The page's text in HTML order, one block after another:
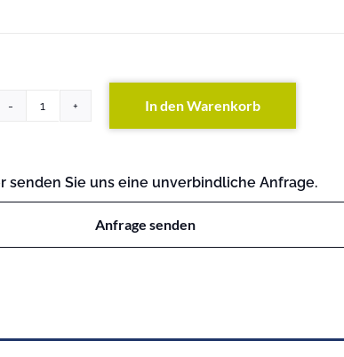
PowerEdge
In den Warenkorb
senden Sie uns eine unverbindliche Anfrage.
Anfrage senden